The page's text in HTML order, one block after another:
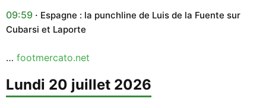
09:59
Espagne : la punchline de Luis de la Fuente sur
Cubarsi et Laporte
… footmercato.net
lundi 20 juillet 2026